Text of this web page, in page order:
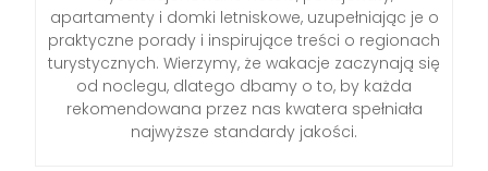
apartamenty i domki letniskowe, uzupełniając je o
praktyczne porady i inspirujące treści o regionach
turystycznych. Wierzymy, że wakacje zaczynają się
od noclegu, dlatego dbamy o to, by każda
rekomendowana przez nas kwatera spełniała
najwyższe standardy jakości.